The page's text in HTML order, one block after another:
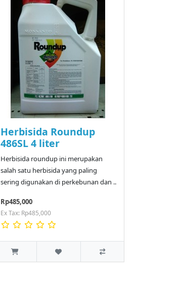
Herbisida Roundup
486SL 4 liter
Herbisida roundup ini merupakan
salah satu herbisida yang paling
sering digunakan di perkebunan dan ..
Rp485,000
Ex Tax: Rp485,000